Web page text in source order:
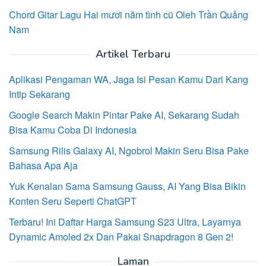
Chord Gitar Lagu Hai mươi năm tình cũ Oleh Trần Quảng
Nam
Artikel Terbaru
Aplikasi Pengaman WA, Jaga Isi Pesan Kamu Dari Kang
Intip Sekarang
Google Search Makin Pintar Pake AI, Sekarang Sudah
Bisa Kamu Coba Di Indonesia
Samsung Rilis Galaxy AI, Ngobrol Makin Seru Bisa Pake
Bahasa Apa Aja
Yuk Kenalan Sama Samsung Gauss, AI Yang Bisa Bikin
Konten Seru Seperti ChatGPT
Terbaru! Ini Daftar Harga Samsung S23 Ultra, Layarnya
Dynamic Amoled 2x Dan Pakai Snapdragon 8 Gen 2!
Laman